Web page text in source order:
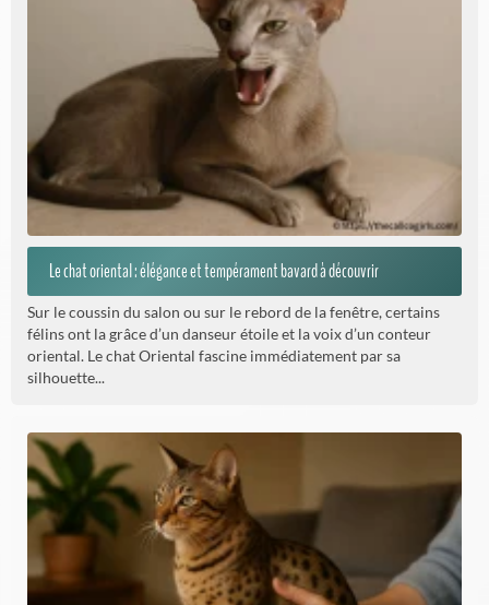
Le chat oriental : élégance et tempérament bavard à découvrir
Sur le coussin du salon ou sur le rebord de la fenêtre, certains
félins ont la grâce d’un danseur étoile et la voix d’un conteur
oriental. Le chat Oriental fascine immédiatement par sa
silhouette...